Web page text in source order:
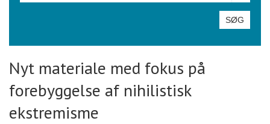
Nyt materiale med fokus på
forebyggelse af nihilistisk
ekstremisme